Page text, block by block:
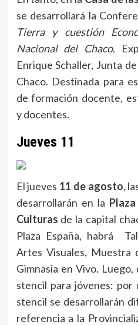
se desarrollará la
Tierra y cuestión
Nacional del Chaco.
Enrique Schaller, Junta
Chaco. Destinada para
de formación docente,
y docentes.
Jueves 11
El jueves 11 de agosto,
desarrollarán en la
Culturas de la capital
Plaza España, habrá
Artes Visuales, Muestra
Gimnasia en Vivo. Luego,
stencil para jóvenes:
stencil se desarrollarán
referencia a la